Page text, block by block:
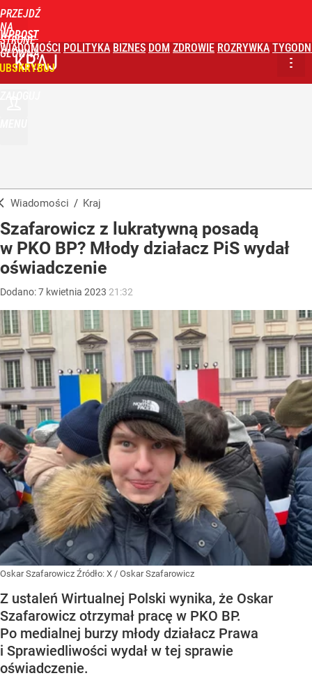
PRZEJDŹ
NA
STRONĘ
GŁÓWNĄ
WPROST
WIADOMOŚCI POLITYKA BIZNES DOM ZDROWIE ROZRYWKA
KRAJ
Wiadomości / Kraj
Szafarowicz z lukratywną posadą
w PKO BP? Młody działacz PiS wydał
oświadczenie
Dodano:7 kwietnia 2023 21:32
Oskar Szafarowicz Źródło: X / Oskar Szafarowicz
Z ustaleń Wirtualnej Polski wynika, że Oskar
Szafarowicz otrzymał pracę w PKO BP.
Po medialnej burzy młody działacz Prawa
i Sprawiedliwości wydał w tej sprawie
oświadczenie.